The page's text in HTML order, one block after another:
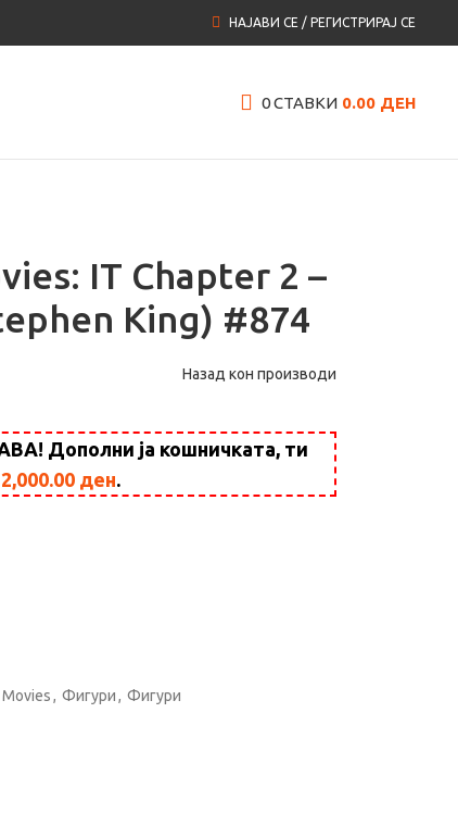
НАЈАВИ СЕ / РЕГИСТРИРАЈ СЕ
0СТАВКИ 0.00 ДЕН
IT Chapter 2 –
King) #874
Назад кон производи
Дополни ја кошничката, ти
2,000.00 ден.
Movies, Фигури, Фигури